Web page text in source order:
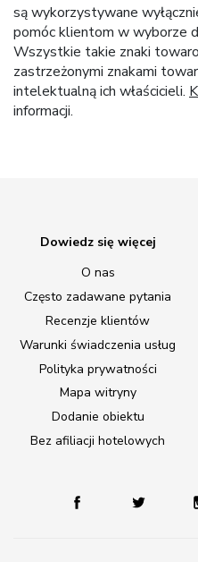
są wykorzystywane
pomóc klientom w wyborze
Wszystkie takie znaki
zastrzeżonymi znakami
intelektualną ich właścicieli.
informacji.
Dowiedz się więcej
O nas
Często zadawane pytania
Recenzje klientów
Warunki świadczenia usług
Polityka prywatności
Mapa witryny
Dodanie obiektu
Bez afiliacji hotelowych